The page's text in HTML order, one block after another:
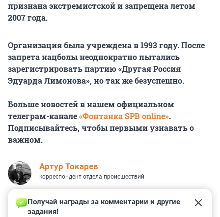
признана экстремистской и запрещена летом
2007 года.
Организация была учреждена в 1993 году. После
запрета нацболы неоднократно пытались
зарегистрировать партию «Другая Россия
Эдуарда Лимонова», но так же безуспешно.
Больше новостей в нашем официальном
телеграм-канале«Фонтанка SPB online».
Подписывайтесь, чтобы первыми узнавать о
важном.
Артур Токарев
корреспондент отдела происшествий
Получай награды за комментарии и другие
задания!